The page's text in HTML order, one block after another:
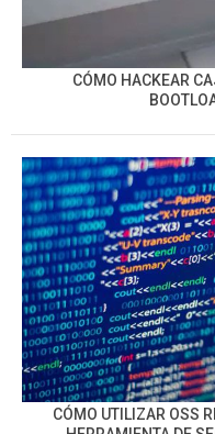
CÓMO HACKEAR
CÓMO UTILIZAR OSS